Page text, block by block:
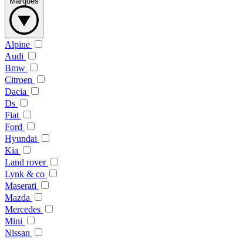
Alpine
Audi
Bmw
Citroen
Dacia
Ds
Fiat
Ford
Hyundai
Kia
Land rover
Lynk & co
Maserati
Mazda
Mercedes
Mini
Nissan